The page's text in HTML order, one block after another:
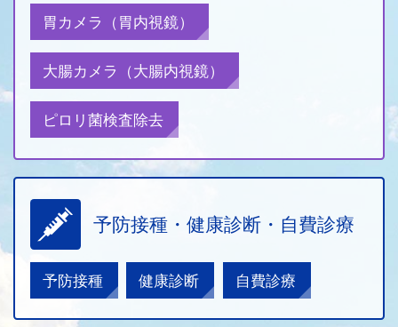
胃カメラ （胃内視鏡）
大腸カメラ （大腸内視鏡）
ピロリ菌検査除去
予防接種・健康診断・自費診療
予防接種 健康診断 自費診療